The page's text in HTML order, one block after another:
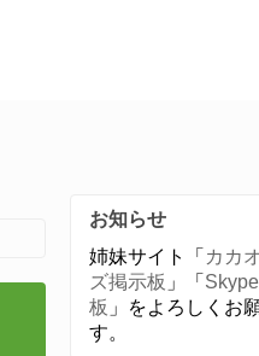
お知らせ
姉妹サイト「 カカ
ズ掲示板 」「
板 」をよろしくお
す。